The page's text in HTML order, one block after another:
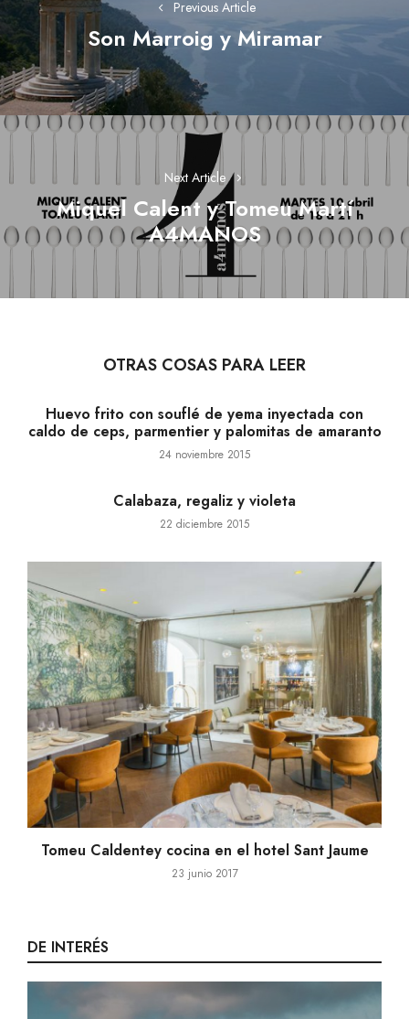
entradas Previous Article
Previous
Son Marroig y Miramar
Next Article
Next
post:
Miquel Calent y Tomeu Martí
A4MANOS
OTRAS COSAS PARA LEER
Huevo frito con souflé de yema inyectada con
caldo de ceps, parmentier y palomitas de amaranto
24 noviembre 2015
Calabaza, regaliz y violeta
22 diciembre 2015
Tomeu Caldentey cocina en el hotel Sant Jaume
23 junio 2017
DE INTERÉS